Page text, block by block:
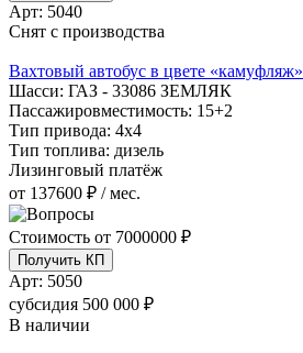
Арт: 5040
Снят с производства
Вахтовый автобус в цвете «камуфляж»
Шасси: ГАЗ - 33086 ЗЕМЛЯК
Пассажировместимость: 15+2
Тип привода: 4х4
Тип топлива: дизель
Лизинговый платёж
от 137600 ₽ / мес.
Стоимость от 7000000 ₽
Получить КП
Арт: 5050
субсидия 500 000 ₽
В наличии